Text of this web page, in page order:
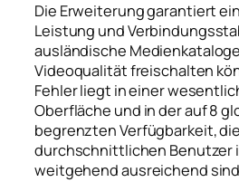
Die Erweiterung garantiert
Leistung und
ausländische
Videoqualität freischalten
Fehler liegt in einer
Oberfläche und in der auf 8
begrenzten Verfügbarkeit,
durchschnittlichen Benutzer
weitgehend ausreichend